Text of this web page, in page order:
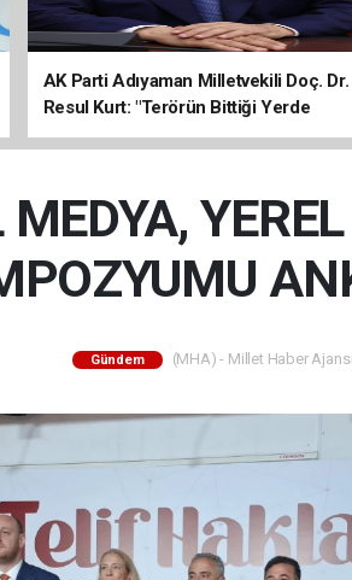
AK Parti Adıyaman Milletvekili Doç. Dr.
Resul Kurt: "Terörün Bittiği Yerde
Kalkınma Başlar"
Gündem (MHA) - Millet Haber